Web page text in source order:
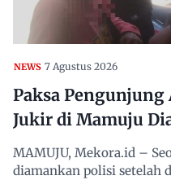
NEWS 7 Agustus 2026
Paksa Pengunjung
Jukir di Mamuju
MAMUJU, Mekora.id –
diamankan polisi setelah